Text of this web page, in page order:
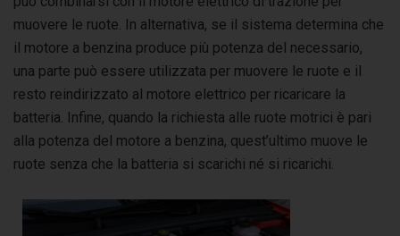
muovere le ruote. In alternativa, se il sistema determina che
il motore a benzina produce più potenza del necessario,
una parte può essere utilizzata per muovere le ruote e il
resto reindirizzato al motore elettrico per ricaricare la
batteria. Infine, quando la richiesta alle ruote motrici è pari
alla potenza del motore a benzina, quest’ultimo muove le
ruote senza che la batteria si scarichi né si ricarichi.